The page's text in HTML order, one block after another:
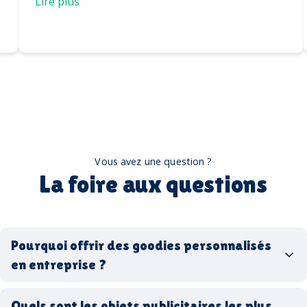
Vous avez une question ?
La foire aux questions
Pourquoi offrir des goodies personnalisés
en entreprise ?
goodies personnalisés